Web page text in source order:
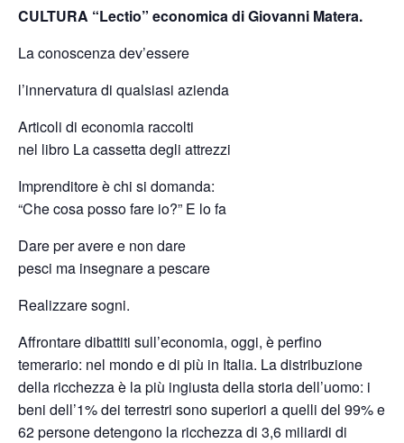
CULTURA “Lectio” economica di Giovanni Matera.
La conoscenza dev’essere
l’innervatura di qualsiasi azienda
Articoli di economia raccolti
nel libro La cassetta degli attrezzi
Imprenditore è chi si domanda:
“Che cosa posso fare io?” E lo fa
Dare per avere e non dare
pesci ma insegnare a pescare
Realizzare sogni.
Affrontare dibattiti sull’economia, oggi, è perfino
temerario: nel mondo e di più in Italia. La distribuzione
della ricchezza è la più ingiusta della storia dell’uomo: i
beni dell’1% dei terrestri sono superiori a quelli del 99% e
62 persone detengono la ricchezza di 3,6 miliardi di